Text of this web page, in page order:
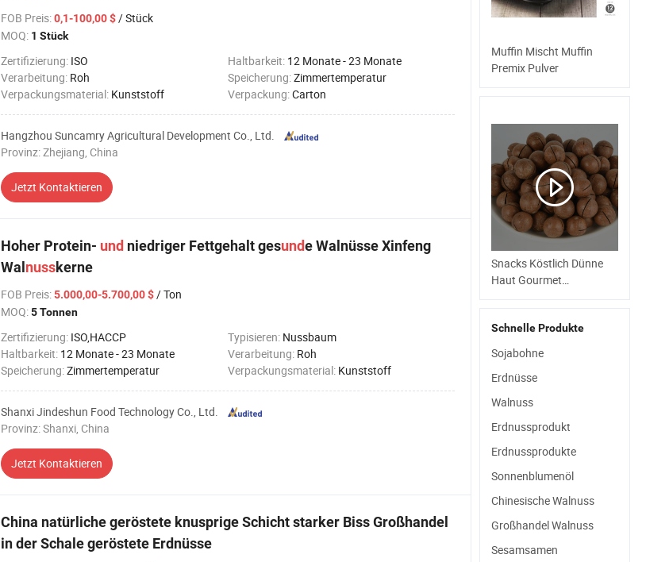
FOB Preis:0,1-100,00 $/ Stück
MOQ: 1 Stück
Zertifizierung: ISO Haltbarkeit: 12 Monate - 23 Monate
Verarbeitung: Roh Speicherung:Zimmertemperatur
Verpackungsmaterial: Kunststoff Verpackung:Carton
Hangzhou Suncamry Agricultural Development Co., Ltd.
Provinz: Zhejiang, China
Jetzt Kontaktieren
Hoher Protein- und niedriger Fettgehalt gesunde Walnüsse Xinfeng
Wal nusskerne
FOB Preis:5.000,00-5.700,00 $/ Ton
MOQ:5 Tonnen
Zertifizierung: ISO,HACCP Typisieren: Nussbaum
Haltbarkeit: 12 Monate - 23 Monate Verarbeitung: Roh
Speicherung:Zimmertemperatur Verpackungsmaterial: Kunststoff
Shanxi Jindeshun Food Technology Co., Ltd.
Provinz: Shanxi, China
Jetzt Kontaktieren
China natürliche geröstete knusprige Schicht starker Biss Großhandel
in der Schale geröstete Erdnüsse
Muffin Mischt Muffin
Premix Pulver
Snacks Köstlich Dünne
Haut Gourmet
Gesundheit Mandel
Schnelle Produkte
Sojabohne
Erdnüsse
Walnuss
Erdnussprodukt
Erdnussprodukte
Sonnenblumenöl
Chinesische Walnuss
Großhandel Walnuss
Sesamsamen